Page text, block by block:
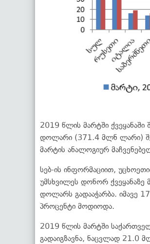
2019 წლის მარტში
დოლარი (371.4 მლნ ლარი)
მარტის ანალოგიურ
სებ-ის ინფორმაციით,
უმსხვილეს დონორ ქვეყანაზე
დოლარს გადააჭარბა. იმავე
პროცენტი მოდიოდა.
2019 წლის მარტში
გადაიგზავნა, ნაცვლად 21.0